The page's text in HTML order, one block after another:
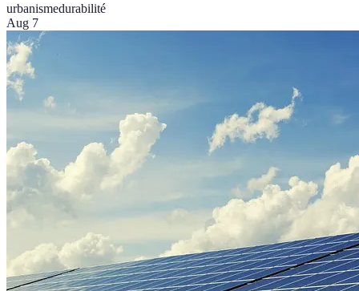
urbanismedurabilité
Aug 7